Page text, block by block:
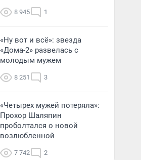
8 945 1
«Ну вот и всё»: звезда
«Дома-2» развелась с
молодым мужем
8 251 3
«Четырех мужей потеряла»:
Прохор Шаляпин
проболтался о новой
возлюбленной
7 742 2